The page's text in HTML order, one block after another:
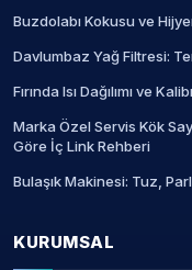
Buzdolabı Kokusu ve
Davlumbaz Yağ Filtresi:
Fırında Isı Dağılımı ve
Marka Özel Servis Kök
Göre İç Link Rehberi
Bulaşık Makinesi: Tuz,
KURUMSAL